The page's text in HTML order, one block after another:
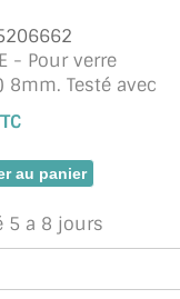
- Pour verre
Testé avec
fermeture .
la corrosion 3.
droite et DIN
portes ...
5 a 8 jours